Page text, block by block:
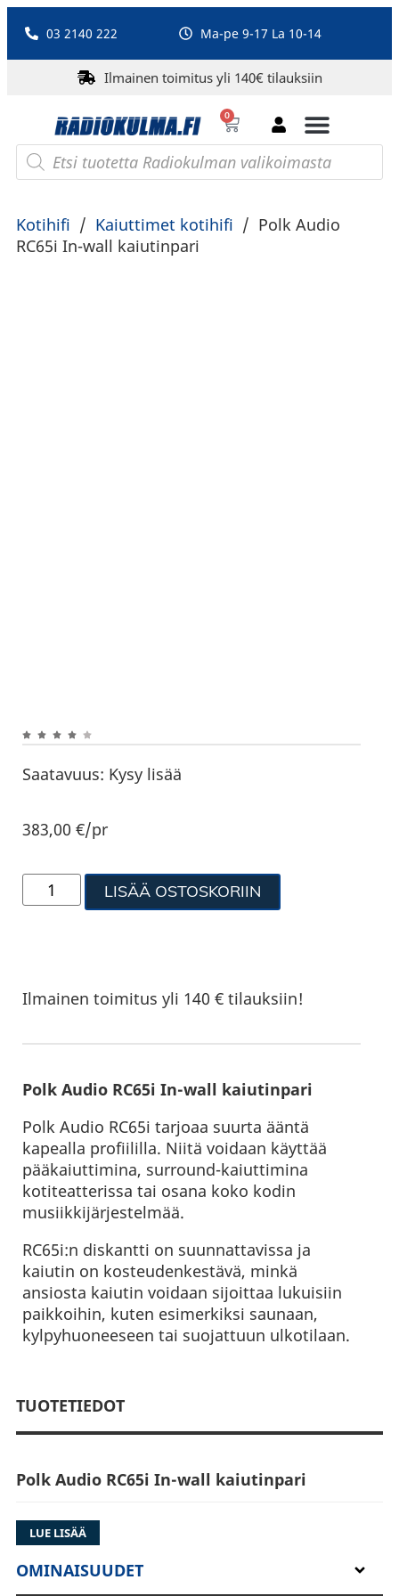
03 2140 222 Ma-pe 9-17 La 10-14
Ilmainen toimitus yli 140€ tilauksiin
0
Kotihifi / Kaiuttimet kotihifi / Polk Audio
RC65i In-wall kaiutinpari
Saatavuus: Kysy lisää
383,00€/pr
LISÄÄ OSTOSKORIIN
Ilmainen toimitus yli 140 € tilauksiin!
Polk Audio RC65i In-wall kaiutinpari
Polk Audio RC65i tarjoaa suurta ääntä
kapealla profiililla. Niitä voidaan käyttää
pääkaiuttimina, surround-kaiuttimina
kotiteatterissa tai osana koko kodin
musiikkijärjestelmää.
RC65i:n diskantti on suunnattavissa ja
kaiutin on kosteudenkestävä, minkä
ansiosta kaiutin voidaan sijoittaa lukuisiin
paikkoihin, kuten esimerkiksi saunaan,
kylpyhuoneeseen tai suojattuun ulkotilaan.
TUOTETIEDOT
Polk Audio RC65i In-wall kaiutinpari
LUE LISÄÄ
OMINAISUUDET